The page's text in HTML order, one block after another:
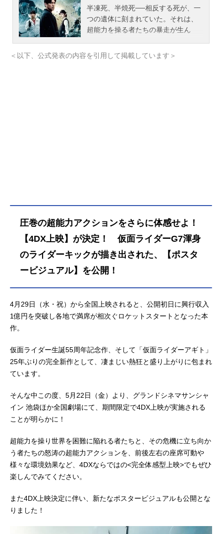
半凍死、半焼死──相反する死が、一
つの遺体に刻まれていた。それは、
超能力を操る者たちの暴走が生ん
罪”だった。警視庁未確認生命体対策
た男・津上翔一（賀集利樹）。だ
っていた。作品名アギトー超能力戦
争ー放送形態特撮シリーズ仮面ライ
9日（水）キャスト氷川誠：要潤葵る
り子：ゆうちゃみ小沢澄子：藤田瞳
辺季正大山：駒木根隆介黒谷：今井
悠貴ルージュ：岩永洋昭鬼頭春馬：
すみ：ベッキー木野薫：樋口隆則
＜以下、公式発表の内容を引用して掲載しています＞
圧巻の超能力アクションをさらに体感せよ！
【4DX上映】が決定！ 仮面ライダーG7渾身
のライダーキックが描き出された、【ポスタ
ービジュアル】を公開！
4月29日（水・祝）から全国上映されると、公開初日に興行収入
1億円を突破し各地で満席が相次ぐロケットスタートとなった本
作。
仮面ライダー生誕55周年記念作、そして「仮面ライダーアギト」
25年ぶりの完全新作として、凄まじい熱狂と盛り上がりに包まれ
ています。
そんな中この度、5月22日（金）より、グランドシネマサンシャ
イン 池袋ほか全国劇場にて、期間限定で4DX上映が実施される
ことが明らかに！
超能力を操り世界を困難に陥れる者たちと、その危機に立ち向か
う者たちの怒涛の超能力アクションを、前後左右の座席可動や
様々な環境効果など、4DXならではの<完全体感型上映>でもぜひ
楽しんでみてください。
また4DX上映決定に伴い、新たなポスタービジュアルも公開とな
りました！